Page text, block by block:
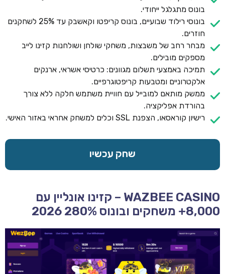
בונוס מתגלגל ייחודי.
בונוסי רילוד שבועיים, בונוס קריפטו וקאשבק עד 25% לשחקנים
חוזרים.
מבחר רחב של משבצות, משחקי שולחן ושולחנות קזינו לייב
מספקים מובילים.
תמיכה באמצעי תשלום מגוונים: כרטיסי אשראי, ארנקים
אלקטרוניים ומטבעות קריפטוגרפיים.
ממשק מותאם למובייל עם חוויית משתמש חלקה ללא צורך
בהורדת אפליקציה.
רישיון קוראסאו, הצפנת SSL וכלים למשחק אחראי באזור האישי.
שחק עכשיו
WAZBEE CASINO – קזינו אונליין עם
8,000+ משחקים ובונוס 280% 2026